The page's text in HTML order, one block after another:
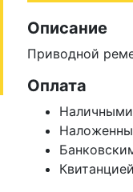
Описание
Приводной
Оплата